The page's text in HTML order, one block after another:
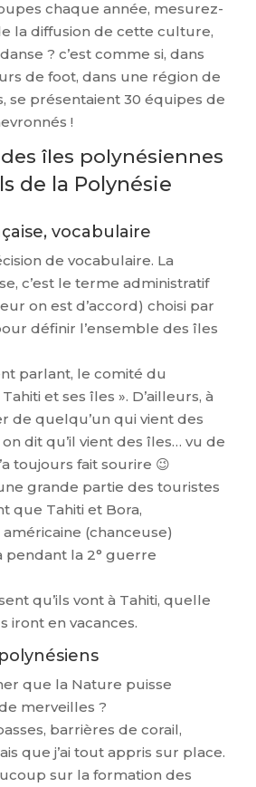
chaque année, mesurez-
la diffusion de cette culture,
? c’est comme si, dans
de foot, dans une région de
se présentaient 30 équipes de
!
îles polynésiennes
de la Polynésie
vocabulaire
de vocabulaire. La
c’est le terme administratif
on est d’accord) choisi par
définir l’ensemble des îles
parlant, le comité du
et ses îles ». D’ailleurs, à
de quelqu’un qui vient des
dit qu’il vient des îles… vu de
toujours fait sourire 😉
grande partie des touristes
que Tahiti et Bora,
(chanceuse)
pendant la 2° guerre
qu’ils vont à Tahiti, quelle
iront en vacances.
que la Nature puisse
merveilles ?
barrières de corail,
que j’ai tout appris sur place.
sur la formation des